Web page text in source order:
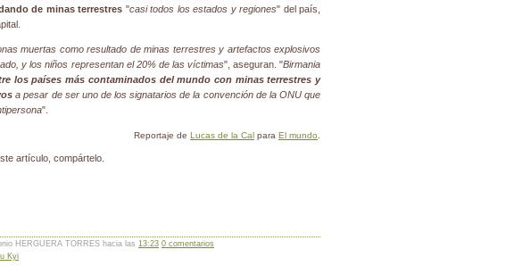
de minas terrestres "casi todos los estados y regiones" del país,
muertas como resultado de minas terrestres y artefactos explosivos
y los niños representan el 20% de las víctimas", aseguran. "Birmania
los países más contaminados del mundo con minas terrestres y
a pesar de ser uno de los signatarios de la convención de la ONU que
".
Reportaje de Lucas de la Cal para El mundo
artículo, compártelo.
HERGUERA TORRES hacia las 13:23 0 comentarios
Kyi